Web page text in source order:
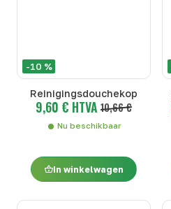
-10 %
Reinigingsdouchekop
9,60 € HTVA 10,66 €
Nu beschikbaar
In winkelwagen